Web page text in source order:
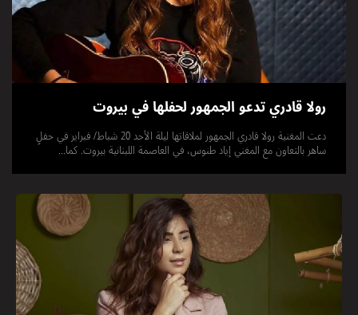
رولا قادري تدعو الجمهور لحفلها في بيروت
دعت المغنية رولا قادري الجمهور لملاقاتها ليلة الأحد 20 شباط/ فبراير في حفلٍ
ساهر بالتعاون مع المغني إياد طنوس، في العاصمة اللبنانية بيروت. كما...